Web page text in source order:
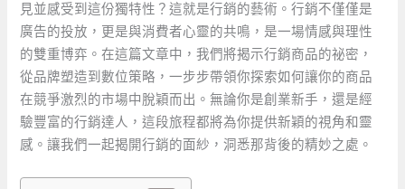
見並感受到這份獨特性？這就是行銷的藝術。行銷不僅僅是
廣告的投放，更是與消費者心靈的共鳴，是一場情感與理性
的雙重博弈。在這篇文章中，我們將揭示行銷商品的祕密，
從品牌塑造到數位策略，一步步帶領你探索如何讓你的商品
在競爭激烈的市場中脫穎而出。無論你是創業新手，還是經
驗豐富的行銷達人，這段旅程都將為你提供新穎的視角和靈
感。讓我們一起揭開行銷的面紗，洞悉那背後的精妙之處。